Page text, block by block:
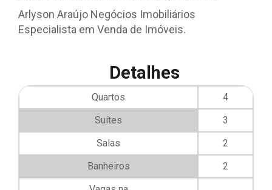
Arlyson Araújo Negócios Imobiliários
Especialista em Venda de Imóveis.
Detalhes
Quartos
4
Suítes
3
Salas
2
Banheiros
2